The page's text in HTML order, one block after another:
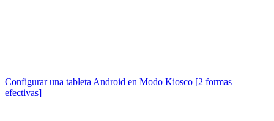
Configurar una tableta Android en Modo Kiosco [2 formas
efectivas]